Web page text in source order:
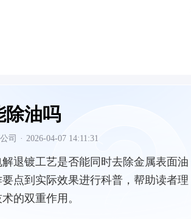
除油吗
司 · 2026-04-07 14:11:31
退镀工艺是否能同时去除金属表面油
点到实际效果进行科普，帮助读者理
的双重作用。